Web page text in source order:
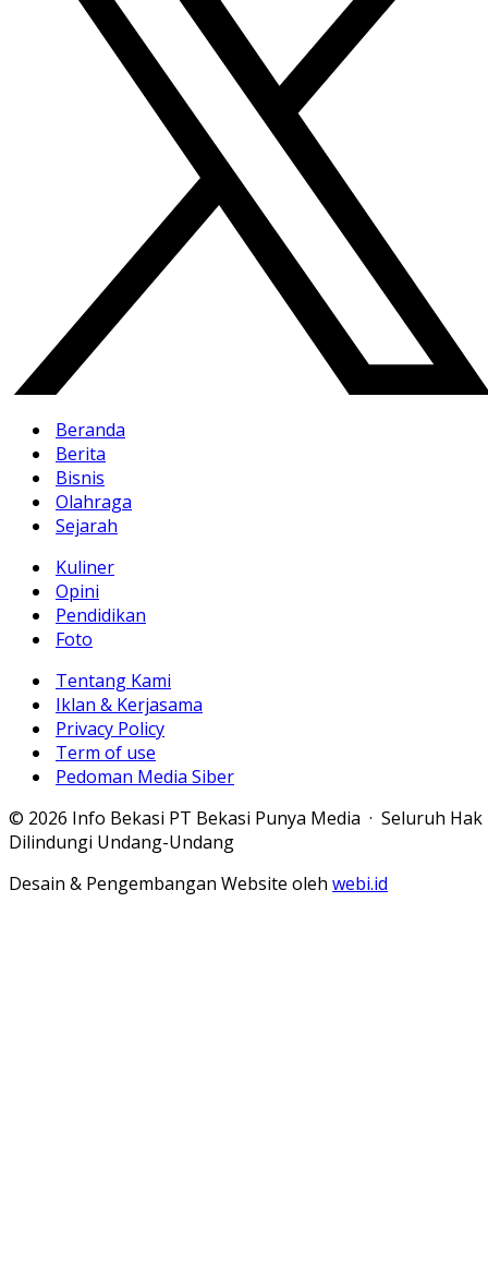
Beranda
Berita
Bisnis
Olahraga
Sejarah
Kuliner
Opini
Pendidikan
Foto
Tentang Kami
Iklan & Kerjasama
Privacy Policy
Term of use
Pedoman Media Siber
© 2026 Info Bekasi PT Bekasi Punya Media · Seluruh Hak
Dilindungi Undang-Undang
Desain & Pengembangan Website oleh webi.id